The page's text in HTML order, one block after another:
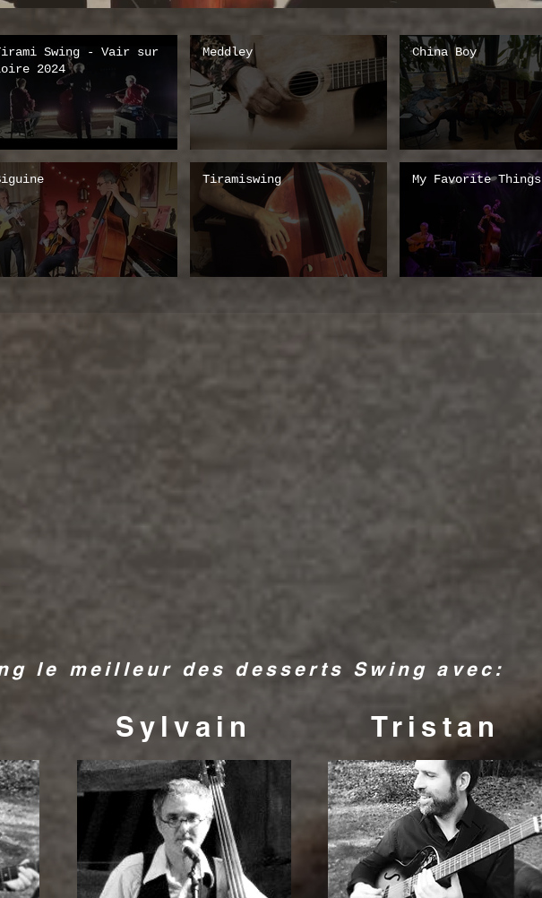
Swing - Vair sur
2024
Meddley China Boy
Tiramiswing My Favorite Things
le meilleur des desserts Swing avec:
Sylvain Tristan